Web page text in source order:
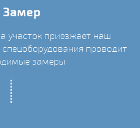
Замер
участок приезжает наш
проводит
замеры